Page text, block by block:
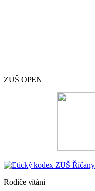
ZUŠ OPEN
Etický kodex ZUŠ Říčany
Rodiče vítáni